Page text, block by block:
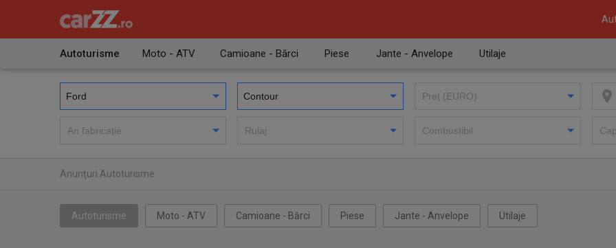
Autoturisme Moto - ATV Camioane - Bărci Piese Jante - Anvelope Utilaje
Anunţuri Autoturisme
Autoturisme Moto - ATV Camioane - Bărci Piese Jante - Anvelope Utilaje